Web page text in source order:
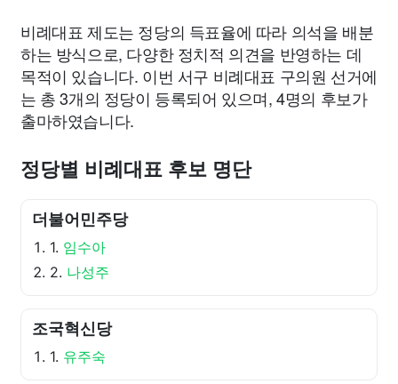
비례대표 제도는 정당의 득표율에 따라 의석을 배분
하는 방식으로, 다양한 정치적 의견을 반영하는 데
목적이 있습니다. 이번 서구 비례대표 구의원 선거에
는 총 3개의 정당이 등록되어 있으며, 4명의 후보가
출마하였습니다.
정당별 비례대표 후보 명단
더불어민주당
1. 임수아
2. 나성주
조국혁신당
1. 유주숙